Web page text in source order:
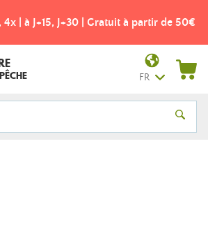
4x | à J+15, J+30 | Gratuit à partir de 50€
FR